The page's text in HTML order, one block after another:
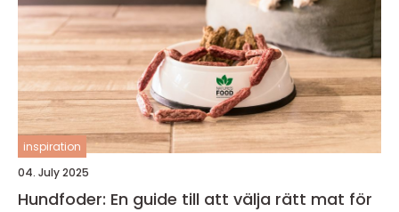
inspiration
04. July 2025
Hundfoder: En guide till att välja rätt mat för